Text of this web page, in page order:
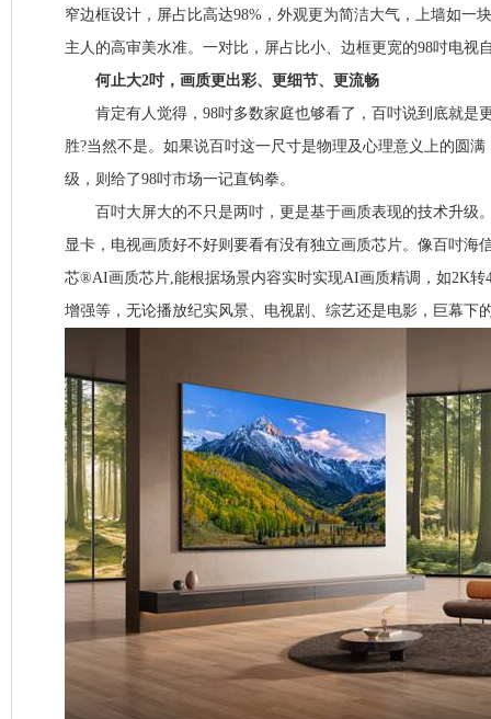
窄边框设计，屏占比高达98%，外观更为简洁大气，上墙如一
主人的高审美水准。一对比，屏占比小、边框更宽的98吋电视
何止大2吋，画质更出彩、更细节、更流畅
肯定有人觉得，98吋多数家庭也够看了，百吋说到底就是
胜?当然不是。如果说百吋这一尺寸是物理及心理意义上的圆
级，则给了98吋市场一记直钩拳。
百吋大屏大的不只是两吋，更是基于画质表现的技术升级
显卡，电视画质好不好则要看有没有独立画质芯片。像百吋海
芯®AI画质芯片,能根据场景内容实时实现AI画质精调，如2K
增强等，无论播放纪实风景、电视剧、综艺还是电影，巨幕下